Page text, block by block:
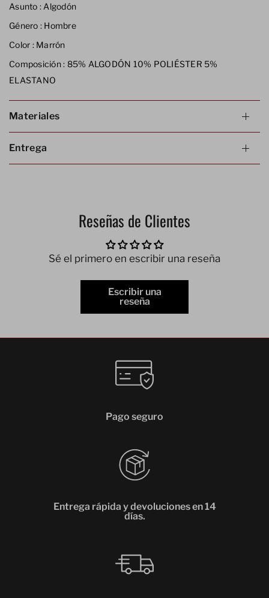
Asunto : Algodón
Género : Hombre
Color :Marrón
Composición : 85% ALGODÓN 10% POLIÉSTER 5%
ELASTANO
Materiales
Entrega
Reseñas de Clientes
Sé el primero en escribir una reseña
Escribir una
reseña
Pago seguro
Entrega rápida y devoluciones en 14
días.